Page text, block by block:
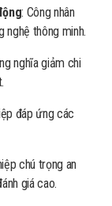
: Công nhân
thông minh.
nghĩa giảm chi
đáp ứng các
chú trọng an
giá cao.